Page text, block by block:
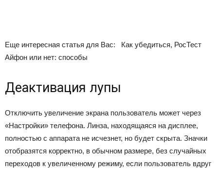
Еще интересная статья для Вас:
Как убедиться, РосТест
Айфон или нет: способы
Деактивация лупы
Отключить увеличение экрана пользователь может через
«Настройки» телефона. Линза, находящаяся на дисплее,
полностью с аппарата не исчезнет, но будет скрыта. Значки
отобразятся корректно, в обычном размере, без случайных
переходов к увеличенному режиму, если пользователь вдруг